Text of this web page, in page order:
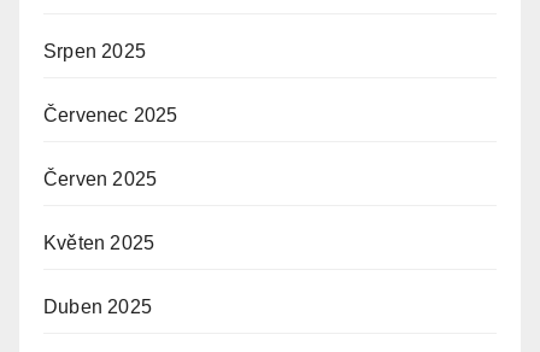
Srpen 2025
Červenec 2025
Červen 2025
Květen 2025
Duben 2025